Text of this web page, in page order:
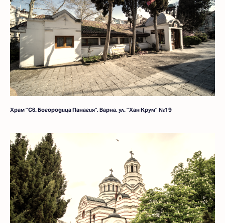
Храм "Св. Богородица Панагия", Варна, ул. "Хан Крум" №19